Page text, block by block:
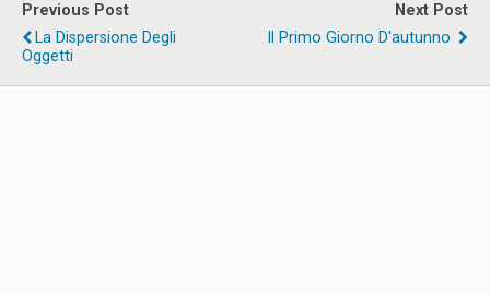
Previous Post
La Dispersione Degli
Oggetti
Next Post
Il Primo Giorno D'autunno